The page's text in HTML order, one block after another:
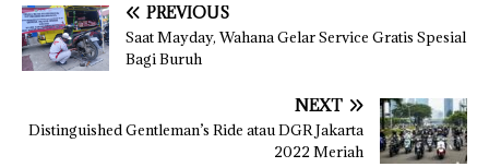
PREVIOUS
Saat Mayday, Wahana Gelar Service Gratis Spesial
Bagi Buruh
NEXT
Distinguished Gentleman’s Ride atau DGR Jakarta
2022 Meriah